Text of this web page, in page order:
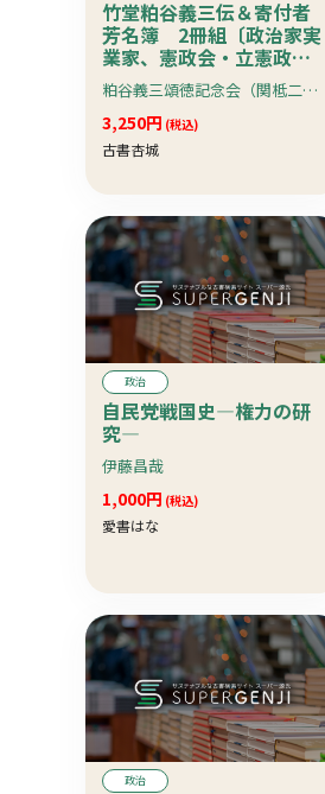
竹堂粕谷義三伝＆寄付者
芳名簿 2冊組〔政治家実
業家、憲政会・立憲政友
会等〕 粕谷義三頌徳記念会（関柢二）編
3,250円 (税込)
古書杏城
政治
自民党戦国史―権力の研
究―
伊藤昌哉
1,000円 (税込)
愛書はな
政治